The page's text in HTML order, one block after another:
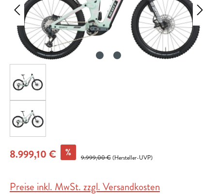
8.999,10 € % 9.999,00 €(Hersteller-UVP)
Preise inkl. MwSt. zzgl. Versandkosten